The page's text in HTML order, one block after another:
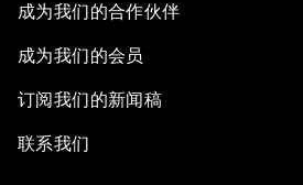
成为我们的合作伙伴
成为我们的会员
订阅我们的新闻稿
联系我们